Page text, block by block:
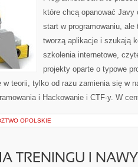
które chcą opanować
start w programowaniu,
tworzą aplikacje i szukają
szkolenia internetowe,
projekty oparte o typowe
w teorii, tylko od razu zamienia się w
i Hackowanie i CTF-y. W
OPOLSKIE
TRENINGU I